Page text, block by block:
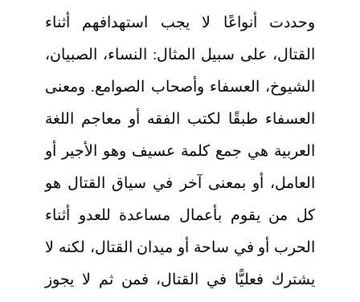
وحددت أنواعًا لا يجب استهدافهم أثناء
القتال، على سبيل المثال: النساء، الصبيان،
الشيوخ، العسفاء وأصحاب الصوامع. ومعنى
العسفاء طبقًا لكتب الفقه أو معاجم اللغة
العربية هي جمع كلمة عسيف وهو الأجير أو
العامل، أو بمعنى آخر في سياق القتال هو
كل من يقوم بأعمال مساعدة للعدو أثناء
الحرب أو في ساحة أو ميدان القتال، لكنه لا
يشترك فعليًّا في القتال، فمن ثم لا يجوز